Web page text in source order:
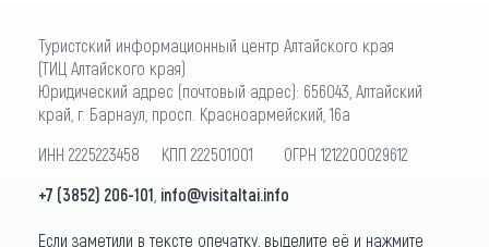
Туристский информационный центр Алтайского края
(ТИЦ Алтайского края)
Юридический адрес (почтовый адрес): 656043, Алтайский
край, г. Барнаул, просп. Красноармейский, 16а
ИНН 2225223458 КПП 222501001 ОГРН 1212200029612
+7 (3852) 206-101 info@visitaltai.info
Если заметили в тексте опечатку, выделите её и нажмите